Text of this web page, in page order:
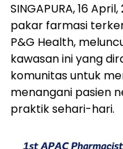
SINGAPURA,16 April,
pakar farmasi
P&G Health,
kawasan ini yang
komunitas untuk
menangani pasien
praktik sehari-hari.